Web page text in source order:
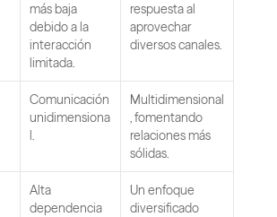
más baja
debido a la
interacción
limitada.
respuesta al
aprovechar
diversos canales.
Comunicación
unidimensiona
l.
Multidimensional
, fomentando
relaciones más
sólidas.
Alta
dependencia
Un enfoque
diversificado